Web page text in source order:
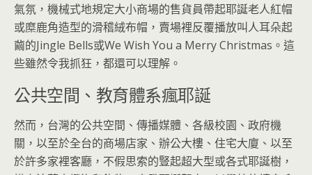
氣氛，機械式地規定大小商場的售貨員帶起耶誕老人紅帽
或糜鹿角造型的滑稽絨布帽，賣場裡反覆播放叫人耳朵起
繭的Jingle Bells或We Wish You a Merry Christmas。這
些雖然令我抓狂，都還可以理解。
公共空間、教育體系瘋耶誕
然而，台灣的公共空間、傳播媒體、各級校園、政府機
關，以至於全台的商場店家、辦公大樓、住宅大廈、以至
於許多家裡客廳，不假思索的豎起超大型或各式耶誕樹，